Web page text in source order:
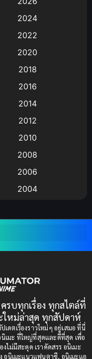
2024
2022
2020
2018
2016
2014
2012
2010
2008
2006
2004
1988
1985
1983
รบทุกเรื่อง ทุกสไตล์ที่
หม่ล่าสุด ทุกสัปดาห์
ดตเรื่องราวใหม่ๆ อยู่เสมอ ที่นี่
นิเมะ ที่ใหญ่ที่สุดและดีที่สุด เพื่อ
ไม่มีสะดุด เราคัดสรร อนิเมะ
อนิเมะแนวแฟนตาซี, อนิเมะแอ